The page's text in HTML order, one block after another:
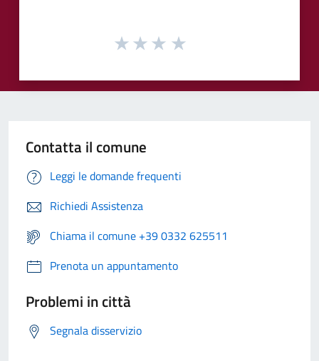
Contatta il comune
Leggi le domande frequenti
Richiedi Assistenza
Chiama il comune +39 0332 625511
Prenota un appuntamento
Problemi in città
Segnala disservizio